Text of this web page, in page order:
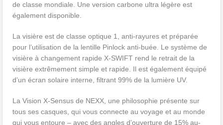
de classe mondiale. Une version carbone ultra légère est
également disponible.
La visière est de classe optique 1, anti-rayures et préparée
pour l’utilisation de la lentille Pinlock anti-buée. Le système de
visière à changement rapide X-SWIFT rend le retrait de la
visière extrêmement simple et rapide. Il est également équipé
d’un écran solaire interne, filtrant 99% de la lumière UV.
La Vision X-Sensus de NEXX, une philosophie présente sur
tous ses casques, qui vous connecte au voyage et au monde
qui vous entoure – avec des angles d’ouverture de 15% au-